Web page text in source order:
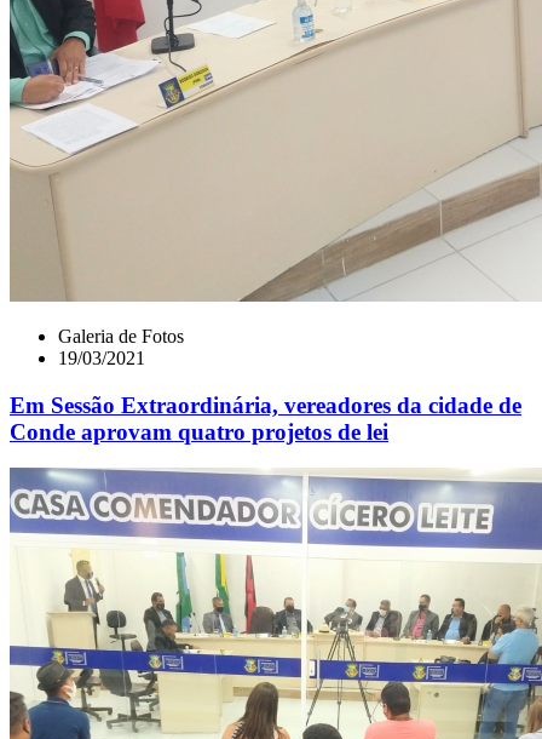
Galeria de Fotos
19/03/2021
Em Sessão Extraordinária, vereadores da cidade de
Conde aprovam quatro projetos de lei